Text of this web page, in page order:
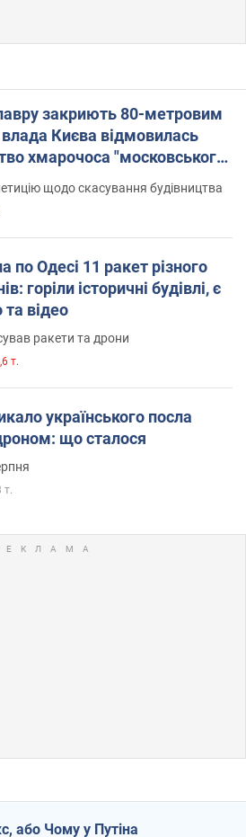
закриють 80-метровим
Києва відмовилась
хмарочоса "московського
щодо скасування будівництва
по Одесі 11 ракет різного
горіли історичні будівлі, є
відео
ракети та дрони
т.
українського посла
що сталося
т.
або Чому у Путіна